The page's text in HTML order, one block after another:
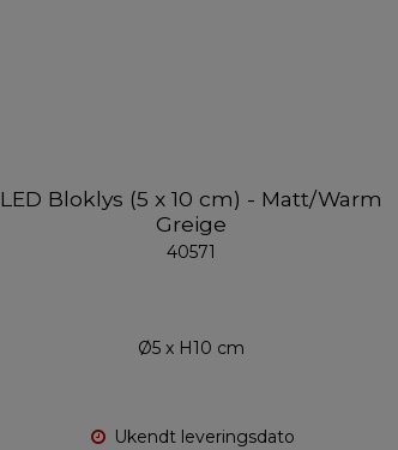
LED Bloklys (5 x 10 cm) - Matt/Warm
Greige
40571
Ø5 x H10 cm
Ukendt leveringsdato